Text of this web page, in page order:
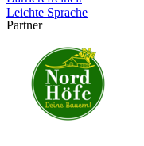
Leichte Sprache
Partner